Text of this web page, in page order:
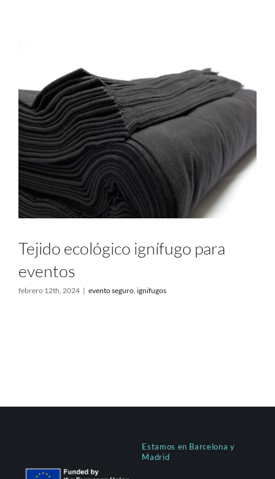
Contacto
Tienda online
Tejido ecológico ignífugo para
eventos
febrero 12th, 2024 | evento seguro ignifugos
Estamos en Barcelona y
Madrid